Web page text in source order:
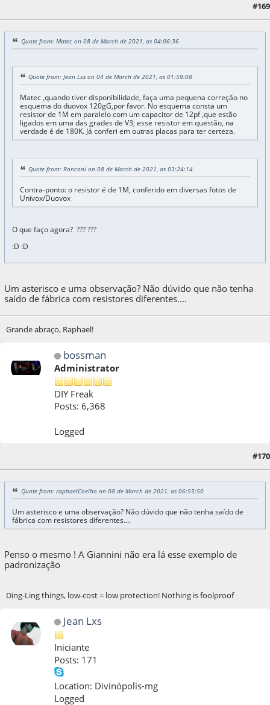
#169
Quote from: Matec on 08 de March de 2021, as 04:06:36
Quote from: Jean Lxs on 04 de March de 2021, as 01:59:08
Matec ,quando tiver disponibilidade, faça uma pequena correção no
esquema do duovox 120gG,por favor. No esquema consta um
resistor de 1M em paralelo com um capacitor de 12pf ,que estão
ligados em uma das grades de V3; esse resistor em questão, na
verdade é de 180K. Já conferi em outras placas para ter certeza.
Quote from: Ronconi on 08 de March de 2021, as 03:24:14
Contra-ponto: o resistor é de 1M, conferido em diversas fotos de
Univox/Duovox
O que faço agora? ??? ???
:D :D
Um asterisco e uma observação? Não dúvido que não tenha
saído de fábrica com resistores diferentes....
Grande abraço, Raphael!
bossman
Administrator
DIY Freak
Posts: 6,368
Logged
#170
Quote from: raphaelCoelho on 08 de March de 2021, as 06:55:50
Um asterisco e uma observação? Não dúvido que não tenha saído de
fábrica com resistores diferentes....
Penso o mesmo ! A Giannini não era lá esse exemplo de
padronização
Ding-Ling things, low-cost = low protection! Nothing is foolproof
Jean Lxs
Iniciante
Posts: 171
Location: Divinópolis-mg
Logged